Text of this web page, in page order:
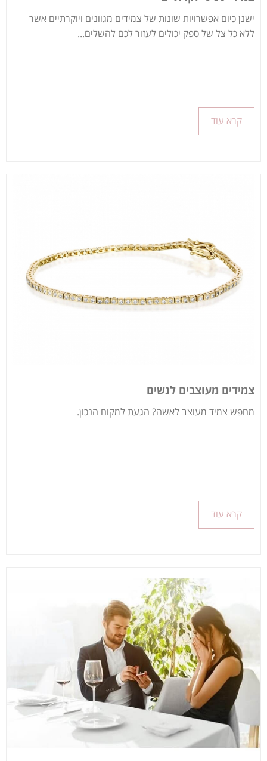
ישנן כיום אפשרויות שונות של צמידים מגוונים ויוקרתיים אשר
ללא כל צל של ספק יכולים לעזור לכם להשלים...
קרא עוד
צמידים מעוצבים לנשים
מחפש צמיד מעוצב לאשה? הגעת למקום הנכון.
קרא עוד